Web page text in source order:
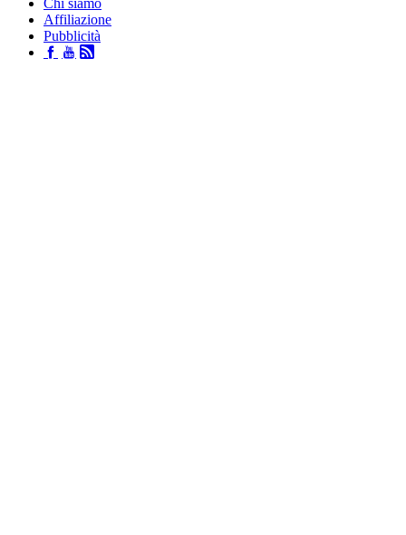
Chi siamo
Affiliazione
Pubblicità